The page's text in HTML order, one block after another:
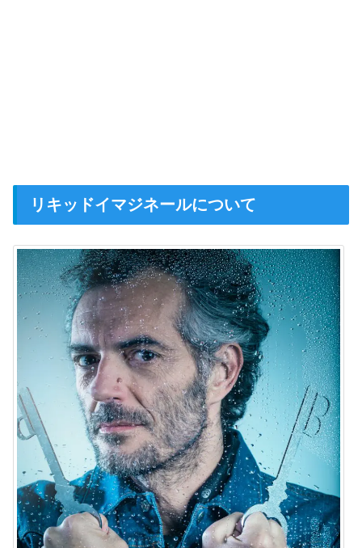
リキッドイマジネールについて